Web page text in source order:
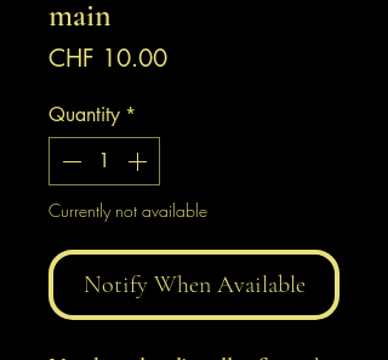
main
CHF 10.00Price
Quantity *
Currently not available
Notify When Available